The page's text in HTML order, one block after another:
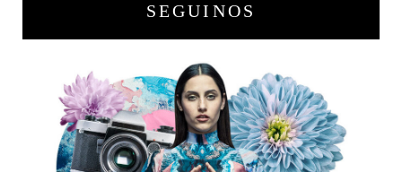
SEGUINOS